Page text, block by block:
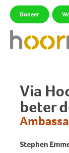
Doneer
Via
beter
Stephen